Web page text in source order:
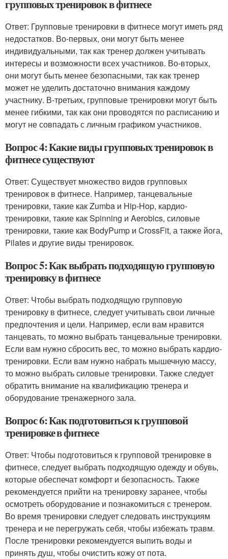
групповых тренировок в фитнесе
Ответ: Групповые тренировки в фитнесе могут иметь ряд
недостатков. Во-первых, они могут быть менее
индивидуальными, так как тренер должен учитывать
интересы и возможности всех участников. Во-вторых,
они могут быть менее безопасными, так как тренер
может не уделить достаточно внимания каждому
участнику. В-третьих, групповые тренировки могут быть
менее гибкими, так как они проводятся по расписанию и
могут не совпадать с личным графиком участников.
Вопрос 4: Какие виды групповых тренировок в
фитнесе существуют
Ответ: Существует множество видов групповых
тренировок в фитнесе. Например, танцевальные
тренировки, такие как Zumba и Hip-Hop, кардио-
тренировки, такие как Spinning и Aerobics, силовые
тренировки, такие как BodyPump и CrossFit, а также йога,
Pilates и другие виды тренировок.
Вопрос 5: Как выбрать подходящую групповую
тренировку в фитнесе
Ответ: Чтобы выбрать подходящую групповую
тренировку в фитнесе, следует учитывать свои личные
предпочтения и цели. Например, если вам нравится
танцевать, то можно выбрать танцевальные тренировки.
Если вам нужно сбросить вес, то можно выбрать кардио-
тренировки. Если вам нужно набрать мышечную массу,
то можно выбрать силовые тренировки. Также следует
обратить внимание на квалификацию тренера и
оборудование тренажерного зала.
Вопрос 6: Как подготовиться к групповой
тренировке в фитнесе
Ответ: Чтобы подготовиться к групповой тренировке в
фитнесе, следует выбрать подходящую одежду и обувь,
которые обеспечат комфорт и безопасность. Также
рекомендуется прийти на тренировку заранее, чтобы
осмотреть оборудование и познакомиться с тренером.
Во время тренировки следует следовать инструкциям
тренера и не перегружать себя, чтобы избежать травм.
После тренировки рекомендуется выпить воды и
принять душ, чтобы очистить кожу от пота.